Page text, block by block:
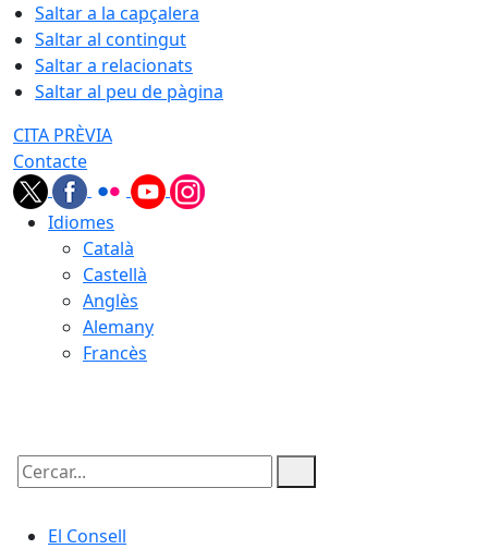
Saltar a la capçalera
Saltar al contingut
Saltar a relacionats
Saltar al peu de pàgina
CITA PRÈVIA
Contacte
Idiomes
Català
Castellà
Anglès
Alemany
Francès
Cercar:
El Consell